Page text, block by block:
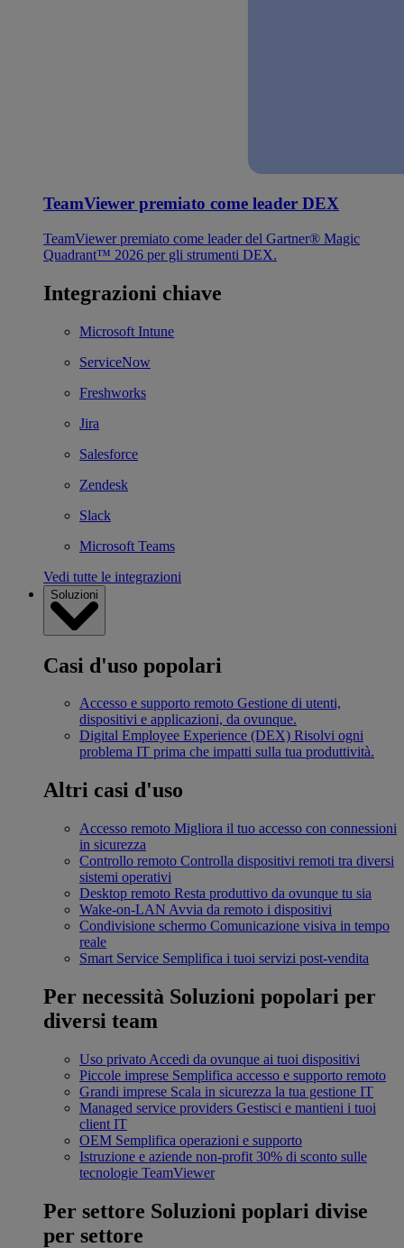
TeamViewer premiato come leader DEX
TeamViewer premiato come leader del Gartner® Magic
Quadrant™ 2026 per gli strumenti DEX.
Integrazioni chiave
Microsoft Intune
ServiceNow
Freshworks
Jira
Salesforce
Zendesk
Slack
Microsoft Teams
Vedi tutte le integrazioni
Soluzioni
Casi d'uso popolari
Accesso e supporto remoto Gestione di utenti,
dispositivi e applicazioni, da ovunque.
Digital Employee Experience (DEX) Risolvi ogni
problema IT prima che impatti sulla tua produttività.
Altri casi d'uso
Accesso remoto Migliora il tuo accesso con connessioni
in sicurezza
Controllo remoto Controlla dispositivi remoti tra diversi
sistemi operativi
Desktop remoto Resta produttivo da ovunque tu sia
Wake-on-LAN Avvia da remoto i dispositivi
Condivisione schermo Comunicazione visiva in tempo
reale
Smart Service Semplifica i tuoi servizi post-vendita
Per necessità Soluzioni popolari per
diversi team
Uso privato Accedi da ovunque ai tuoi dispositivi
Piccole imprese Semplifica accesso e supporto remoto
Grandi imprese Scala in sicurezza la tua gestione IT
Managed service providers Gestisci e mantieni i tuoi
client IT
OEM Semplifica operazioni e supporto
Istruzione e aziende non-profit 30% di sconto sulle
tecnologie TeamViewer
Per settore Soluzioni poplari divise
per settore